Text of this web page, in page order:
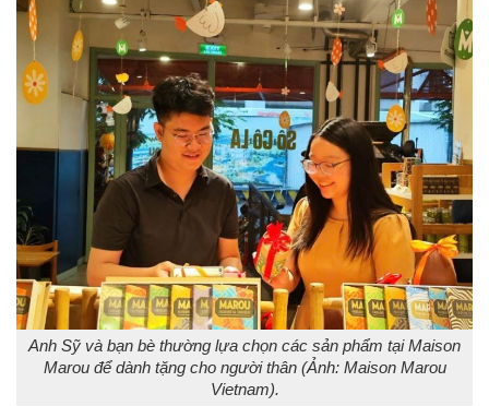
Anh Sỹ và bạn bè thường lựa chọn các sản phẩm tại Maison
Marou để dành tặng cho người thân (Ảnh: Maison Marou
Vietnam).